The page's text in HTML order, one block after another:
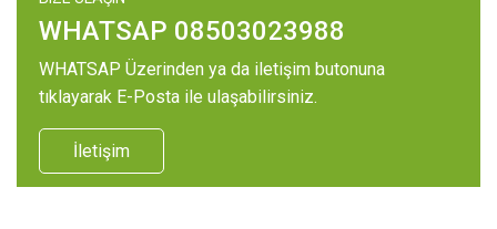
WHATSAP 08503023988
WHATSAP Üzerinden ya da iletişim butonuna
tıklayarak E-Posta ile ulaşabilirsiniz.
İletişim